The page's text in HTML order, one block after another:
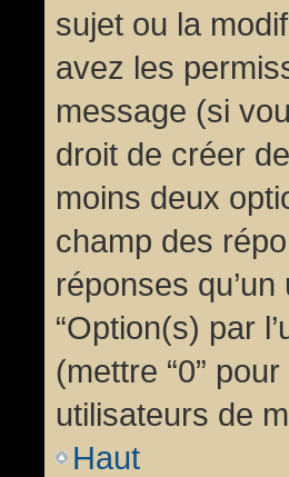
sujet ou la
avez les
message (si
droit de créer
moins deux
champ des
réponses
“Option(s) par
(mettre “0”
utilisateurs de
Haut